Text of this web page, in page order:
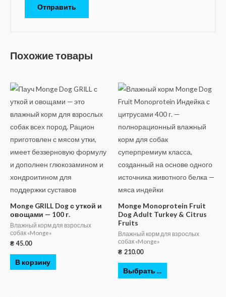
Похожие товары
Monge GRILL Dog с уткой и
овощами — 100 г.
Влажный корм для взрослых
собак «Monge»
₴ 45.00
В корзину
Monge Monoprotein Fruit
Dog Adult Turkey & Citrus
Fruits
Влажный корм для взрослых
собак «Monge»
₴ 210.00
Выбрать ...